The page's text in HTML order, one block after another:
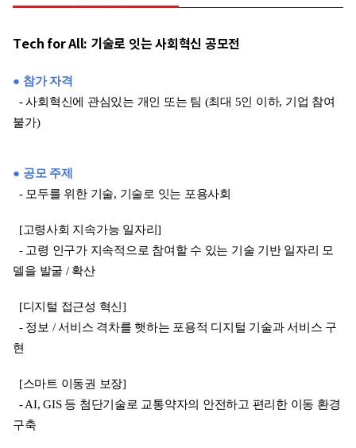
Tech for All: 기술로 잇는 사회혁신 공모전
● 참가 자격
- 사회혁신에 관심있는 개인 또는 팀 (최대 5인 이하, 기업 참여
불가)
● 공모 주제
- 모두를 위한 기술, 기술로 잇는 포용사회
[고령사회 지속가능 일자리]
- 고령 인구가 지속적으로 참여할 수 있는 기술 기반 일자리 모
델을 발굴 / 확산
[디지털 접근성 혁신]
- 정보 / 서비스 격차를 햇하는 포용적 디지털 기술과 서비스 구
현
[스마트 이동권 보장]
- AI, GIS 등 첨단기술로 교통약자의 안전하고 편리한 이동 환경
구축